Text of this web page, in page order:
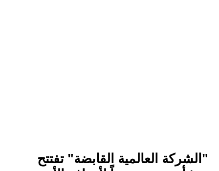
"الشركة العالمية القابضة" تفتتح